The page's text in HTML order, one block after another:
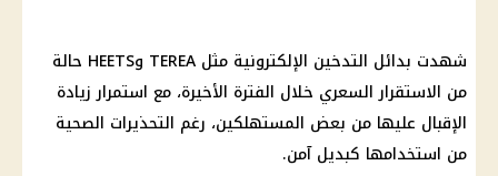
شهدت بدائل التدخين الإلكترونية مثل TEREA وHEETS حالة
من الاستقرار السعري خلال الفترة الأخيرة، مع استمرار زيادة
الإقبال عليها من بعض المستهلكين، رغم التحذيرات الصحية
من استخدامها كبديل آمن.